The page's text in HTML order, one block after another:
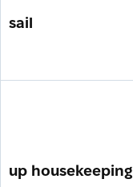
sail
up housekeeping